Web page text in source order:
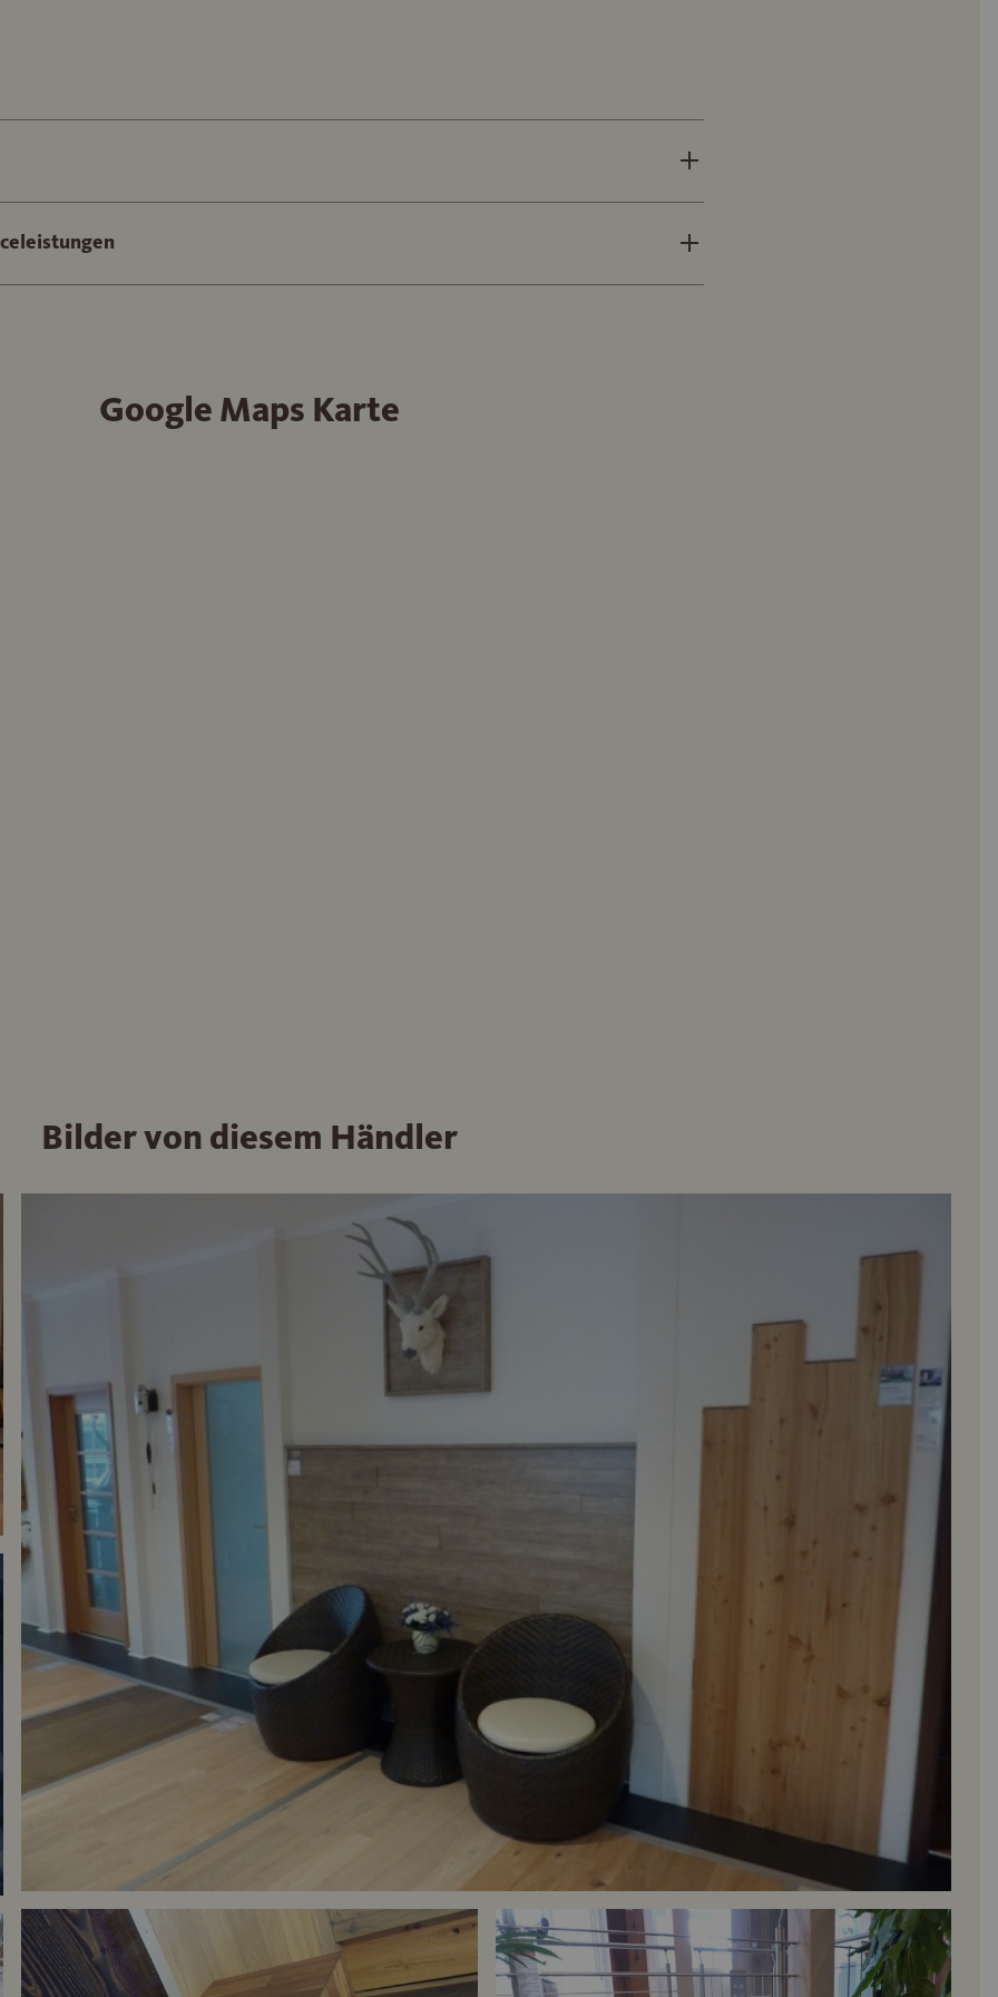
Google Maps Karte
Bilder von diesem Händler